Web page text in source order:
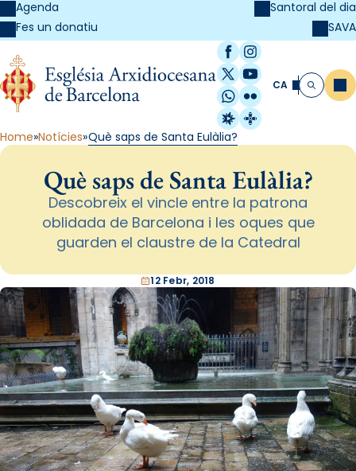
Agenda
Fes un donatiu
Santoral del dia
SAVA
Facebook
Instagram
X / Twitter
YouTube
WhatsApp
Flickr
Radio Estel
Catalunya
CA Cerca
Home Notícies Què saps de Santa Eulàlia?
Què saps de Santa Eulàlia?
Descobreix el vincle entre la patrona
oblidada de Barcelona i les oques que
guarden el claustre de la Catedral
12 Febr, 2018